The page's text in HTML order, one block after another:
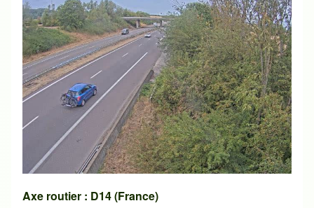
Axe routier : D14 (France)